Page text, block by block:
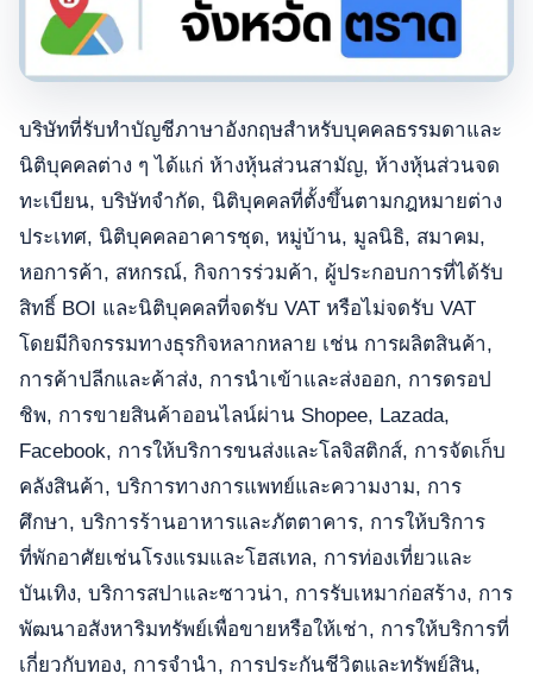
บริษัทที่รับทำบัญชีภาษาอังกฤษสำหรับบุคคลธรรมดาและ
นิติบุคคลต่าง ๆ ได้แก่ ห้างหุ้นส่วนสามัญ, ห้างหุ้นส่วนจด
ทะเบียน, บริษัทจำกัด, นิติบุคคลที่ตั้งขึ้นตามกฎหมายต่าง
ประเทศ, นิติบุคคลอาคารชุด, หมู่บ้าน, มูลนิธิ, สมาคม,
หอการค้า, สหกรณ์, กิจการร่วมค้า, ผู้ประกอบการที่ได้รับ
สิทธิ์ BOI และนิติบุคคลที่จดรับ VAT หรือไม่จดรับ VAT
โดยมีกิจกรรมทางธุรกิจหลากหลาย เช่น การผลิตสินค้า,
การค้าปลีกและค้าส่ง, การนำเข้าและส่งออก, การดรอป
ชิพ, การขายสินค้าออนไลน์ผ่าน Shopee, Lazada,
Facebook, การให้บริการขนส่งและโลจิสติกส์, การจัดเก็บ
คลังสินค้า, บริการทางการแพทย์และความงาม, การ
ศึกษา, บริการร้านอาหารและภัตตาคาร, การให้บริการ
ที่พักอาศัยเช่นโรงแรมและโฮสเทล, การท่องเที่ยวและ
บันเทิง, บริการสปาและซาวน่า, การรับเหมาก่อสร้าง, การ
พัฒนาอสังหาริมทรัพย์เพื่อขายหรือให้เช่า, การให้บริการที่
เกี่ยวกับทอง, การจำนำ, การประกันชีวิตและทรัพย์สิน,